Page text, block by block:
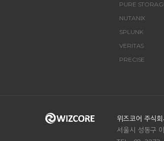
PURE
NUTANIX
SPLUNK
VERITAS
PRECISE
위즈코어 주식
ADDRESS.
서울시 성동구